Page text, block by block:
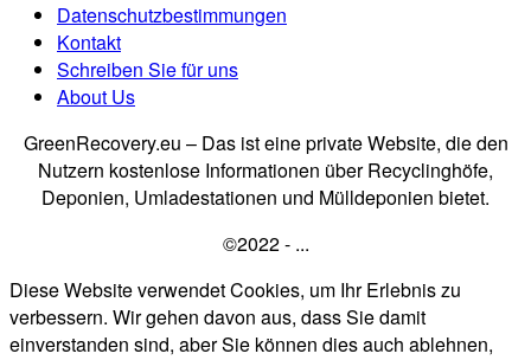
Datenschutzbestimmungen
Kontakt
Schreiben Sie für uns
About Us
GreenRecovery.eu – Das ist eine private Website, die den
Nutzern kostenlose Informationen über Recyclinghöfe,
Deponien, Umladestationen und Mülldeponien bietet.
©2022 - ...
Diese Website verwendet Cookies, um Ihr Erlebnis zu
verbessern. Wir gehen davon aus, dass Sie damit
einverstanden sind, aber Sie können dies auch ablehnen,